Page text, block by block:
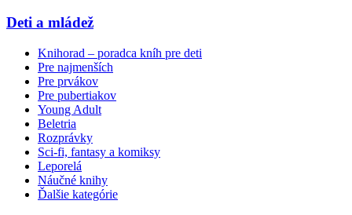
Deti a mládež
Knihorad – poradca kníh pre deti
Pre najmenších
Pre prvákov
Pre pubertiakov
Young Adult
Beletria
Rozprávky
Sci-fi, fantasy a komiksy
Leporelá
Náučné knihy
Ďalšie kategórie